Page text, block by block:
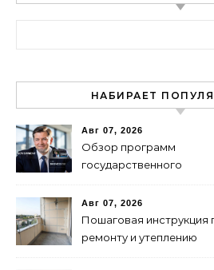
НАБИРАЕТ
Авг 07, 2026
Обзор программ
государственного
поддержки бизнеса в
России
Авг 07, 2026
Пошаговая инструкция
ремонту и утеплению